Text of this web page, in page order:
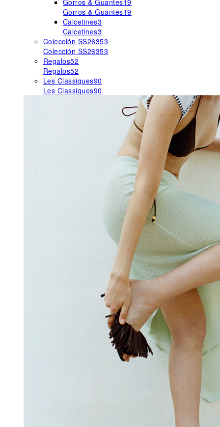
Gorros & Guantes19
Gorros & Guantes19
Calcetines3
Calcetines3
Colección SS26353
Colección SS26353
Regalos52
Regalos52
Les Classiques90
Les Classiques90